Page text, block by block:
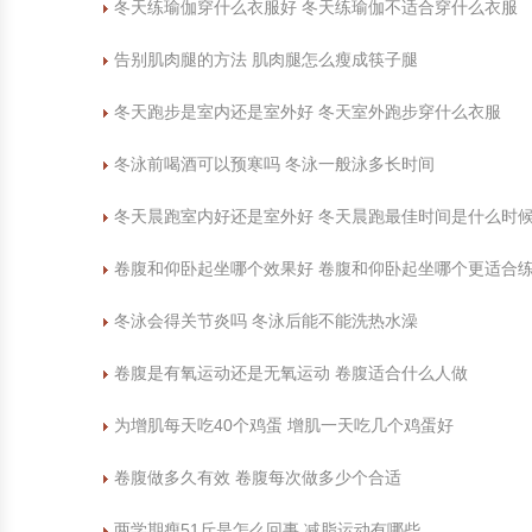
冬天练瑜伽穿什么衣服好 冬天练瑜伽不适合穿什么衣服
告别肌肉腿的方法 肌肉腿怎么瘦成筷子腿
冬天跑步是室内还是室外好 冬天室外跑步穿什么衣服
冬泳前喝酒可以预寒吗 冬泳一般泳多长时间
冬天晨跑室内好还是室外好 冬天晨跑最佳时间是什么时候
卷腹和仰卧起坐哪个效果好 卷腹和仰卧起坐哪个更适合
冬泳会得关节炎吗 冬泳后能不能洗热水澡
卷腹是有氧运动还是无氧运动 卷腹适合什么人做
为增肌每天吃40个鸡蛋 增肌一天吃几个鸡蛋好
卷腹做多久有效 卷腹每次做多少个合适